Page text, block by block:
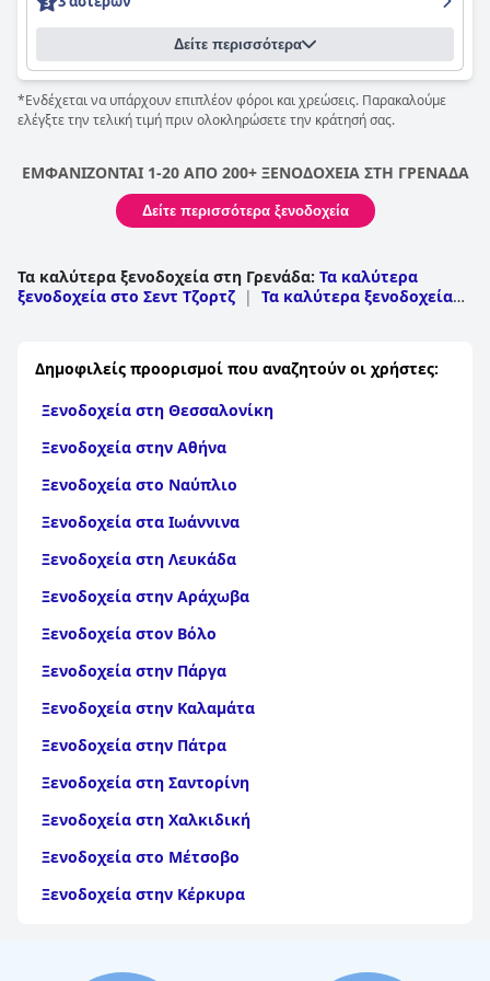
Δείτε περισσότερα
*Ενδέχεται να υπάρχουν επιπλέον φόροι και χρεώσεις. Παρακαλούμε
ελέγξτε την τελική τιμή πριν ολοκληρώσετε την κράτησή σας.
ΕΜΦΑΝΙΖΟΝΤΑΙ 1-20 ΑΠΟ 200+ ΞΕΝΟΔΟΧΕΙΑ ΣΤΗ ΓΡΕΝΑΔΑ
Δείτε περισσότερα ξενοδοχεία
Τα καλύτερα ξενοδοχεία στη Γρενάδα: Τα καλύτερα
ξενοδοχεία στο Σεντ Τζορτζ | Τα καλύτερα ξενοδοχεία
καλύτερα ξενοδοχεία σε Saint Andrew | Τα καλύτερα
Δημοφιλείς προορισμοί που αναζητούν οι χρήστες:
Ξενοδοχεία στη Θεσσαλονίκη
Ξενοδοχεία στην Αθήνα
Ξενοδοχεία στο Ναύπλιο
Ξενοδοχεία στα Ιωάννινα
Ξενοδοχεία στη Λευκάδα
Ξενοδοχεία στην Αράχωβα
Ξενοδοχεία στον Βόλο
Ξενοδοχεία στην Πάργα
Ξενοδοχεία στην Καλαμάτα
Ξενοδοχεία στην Πάτρα
Ξενοδοχεία στη Σαντορίνη
Ξενοδοχεία στη Χαλκιδική
Ξενοδοχεία στο Μέτσοβο
Ξενοδοχεία στην Κέρκυρα
Ξενοδοχεία στην Αίγινα